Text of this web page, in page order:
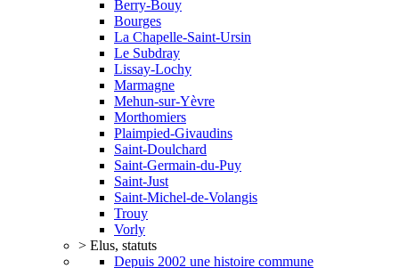
Berry-Bouy
Bourges
La Chapelle-Saint-Ursin
Le Subdray
Lissay-Lochy
Marmagne
Mehun-sur-Yèvre
Morthomiers
Plaimpied-Givaudins
Saint-Doulchard
Saint-Germain-du-Puy
Saint-Just
Saint-Michel-de-Volangis
Trouy
Vorly
> Elus, statuts
Depuis 2002 une histoire commune